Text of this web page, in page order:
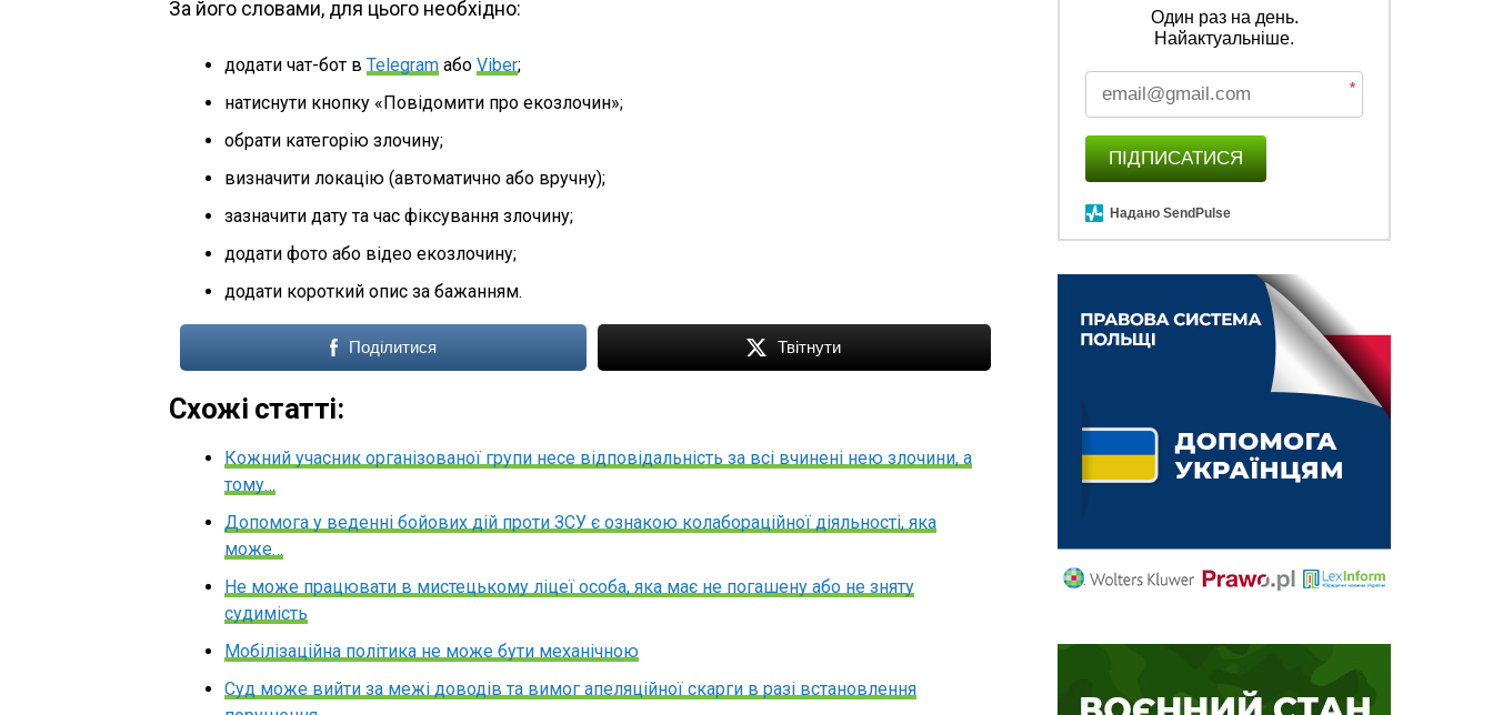
За його словами, для цього необхідно:
додати чат-бот в Telegram або Viber;
натиснути кнопку «Повідомити про екозлочин»;
обрати категорію злочину;
визначити локацію (автоматично або вручну);
зазначити дату та час фіксування злочину;
додати фото або відео екозлочину;
додати короткий опис за бажанням.
Поділитися Твітнути
Схожі статті:
Кожний учасник організованої групи несе відповідальність за всі вчинені нею злочини, а
тому…
Допомога у веденні бойових дій проти ЗСУ є ознакою колабораційної діяльності, яка
може…
Не може працювати в мистецькому ліцеї особа, яка має не погашену або не зняту
судимість
Мобілізаційна політика не може бути механічною
Суд може вийти за межі доводів та вимог апеляційної скарги в разі встановлення
Один раз на день.
Найактуальніше.
*
ПІДПИСАТИСЯ
Надано SendPulse